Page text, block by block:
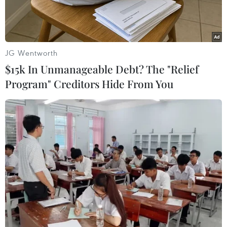
Tổng thống Mỹ Joe Biden phát biểu tại Nhà Trắng ở
Washington, D.C. (Ảnh: AFP/TTXVN)
Ngày 14/5, Tổng thống Mỹ Joe Biden đã ký ban
hành luật cấm nhập khẩu uranium làm giàu cấp
độ thấp, chưa qua chiếu xạ, từ Nga.
JG Wentworth
$15k In Unmanageable Debt? The "Relief
Program" Creditors Hide From You